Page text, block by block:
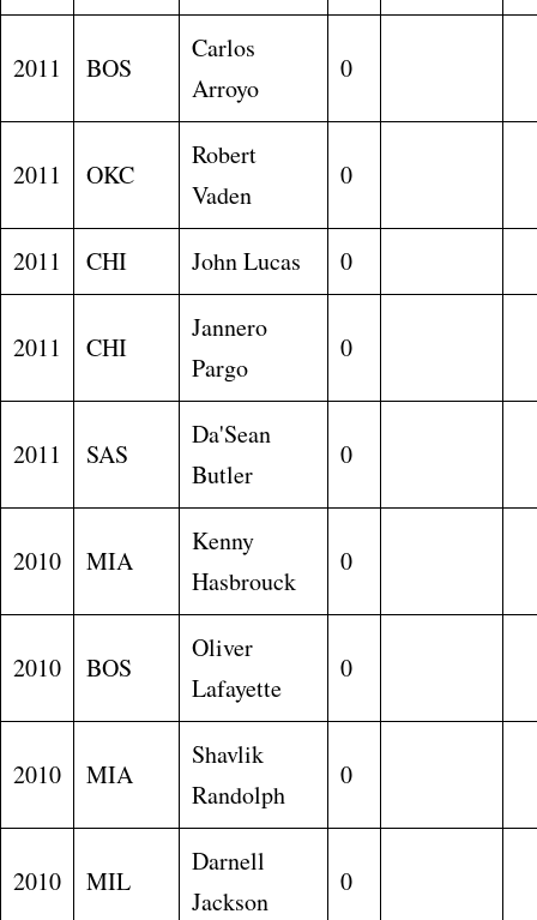
2011 BOS
Carlos
Arroyo
0
2011 OKC
Robert
Vaden
0
2011 CHI John Lucas 0
2011 CHI
Jannero
Pargo
0
2011 SAS
Da'Sean
Butler
0
2010 MIA
Kenny
Hasbrouck
0
2010 BOS
Oliver
Lafayette
0
2010 MIA
Shavlik
Randolph
0
2010 MIL
Darnell
Jackson
0